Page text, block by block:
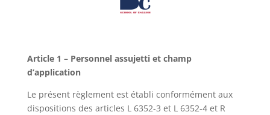
Article 1 – Personnel assujetti et champ
d’application
Le présent règlement est établi conformément aux
dispositions des articles L 6352-3 et L 6352-4 et R